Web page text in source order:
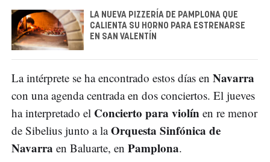
LA NUEVA PIZZERÍA DE PAMPLONA QUE
CALIENTA SU HORNO PARA ESTRENARSE
EN SAN VALENTÍN
La intérprete se ha encontrado estos días en Navarra
con una agenda centrada en dos conciertos. El jueves
ha interpretado el Concierto para violín en re menor
de Sibelius junto a laOrquesta Sinfónica de
Navarra en Baluarte, en Pamplona.